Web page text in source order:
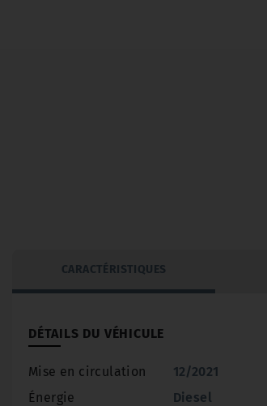
CARACTÉRISTIQUES
DÉTAILS DU VÉHICULE
Mise en circulation
12/2021
Énergie
Diesel